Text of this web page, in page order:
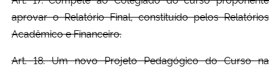
aprovar o Relatório Final, constituído pelos Relatórios
Acadêmico e Financeiro.
Art. 18. Um novo Projeto Pedagógico do Curso na